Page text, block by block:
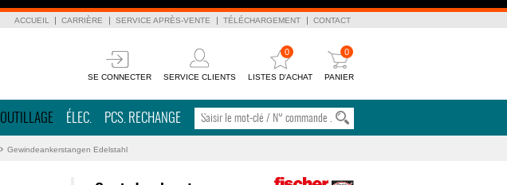
ACCUEIL CARRIÈRE SERVICE APRÈS-VENTE TÉLÉCHARGEMENT CONTACT
SE CONNECTER SERVICE CLIENTS
0
LISTES D'ACHAT
0
PANIER
OUTILLAGE ÉLEC. PCS. RECHANGE
Gewindeankerstangen Edelstahl